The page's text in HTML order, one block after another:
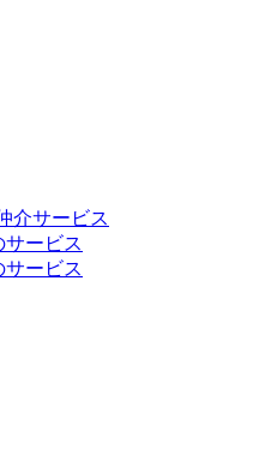
介サービス
ービス
ービス